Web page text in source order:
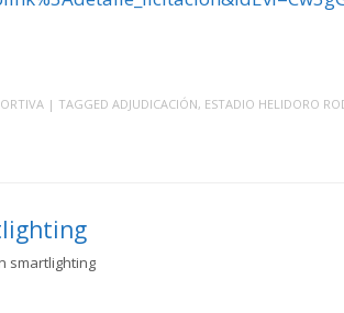
| TAGGED ADJUDICACIÓN, ESTADIO HELIDORO
smartlighting